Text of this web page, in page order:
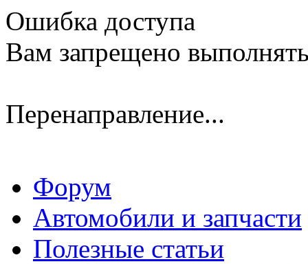
Ошибка доступа
Вам запрещено
Перенаправление...
Форум
Автомобили и запчасти
Полезные статьи